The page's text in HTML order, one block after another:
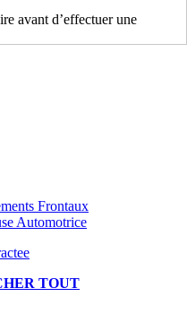
avant d’effectuer une
Frontaux
Automotrice
TOUT